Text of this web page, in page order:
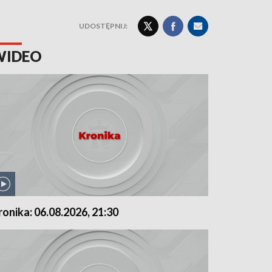
UDOSTĘPNIJ:
06.08.2026, 21:30